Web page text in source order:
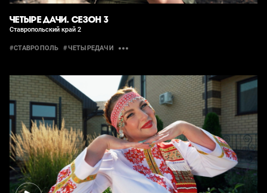
ЧЕТЫРЕ ДАЧИ. СЕЗОН 3
Ставропольский край 2
#СТАВРОПОЛЬ #ЧЕТЫРЕДАЧИ